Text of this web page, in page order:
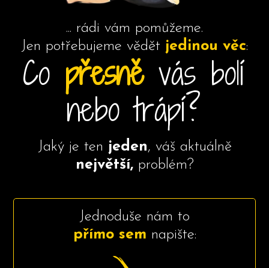
... rádi vám pomůžeme.
Jen potřebujeme vědět jedinou věc:
Co přesněvás bolí
nebo trápí?
Jaký je ten jeden, váš aktuálně
největší,problém?
Jednoduše nám to
přímo sem napište: